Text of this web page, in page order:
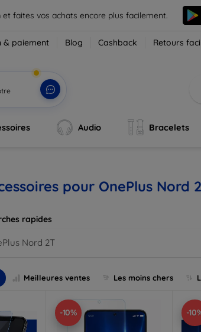
et faites vos achats encore plus facilement.
& paiement Blog Cashback Retours
Audio Bracelets
pour OnePlus Nord
rapides
Nord 2T
Meilleures ventes Les moins chers
-10% -